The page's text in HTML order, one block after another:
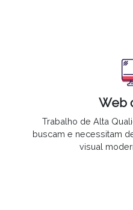
Web
Trabalho de Alta
buscam e necessitam
visual